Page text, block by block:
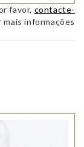
favor, contacte-
mais informações